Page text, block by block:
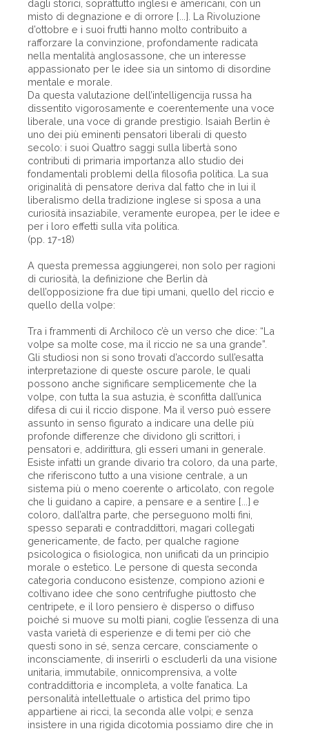
dagli storici, soprattutto inglesi e americani, con un
misto di degnazione e di orrore [...]. La Rivoluzione
d’ottobre e i suoi frutti hanno molto contribuito a
rafforzare la convinzione, profondamente radicata
nella mentalità anglosassone, che un interesse
appassionato per le idee sia un sintomo di disordine
mentale e morale.
Da questa valutazione dell’intelligencija russa ha
dissentito vigorosamente e coerentemente una voce
liberale, una voce di grande prestigio. Isaiah Berlin è
uno dei più eminenti pensatori liberali di questo
secolo: i suoi Quattro saggi sulla libertà sono
contributi di primaria importanza allo studio dei
fondamentali problemi della filosofia politica. La sua
originalità di pensatore deriva dal fatto che in lui il
liberalismo della tradizione inglese si sposa a una
curiosità insaziabile, veramente europea, per le idee e
per i loro effetti sulla vita politica.
(pp. 17-18)
A questa premessa aggiungerei, non solo per ragioni
di curiosità, la definizione che Berlin dà
dell’opposizione fra due tipi umani, quello del riccio e
quello della volpe:
Tra i frammenti di Archiloco c’è un verso che dice: “La
volpe sa molte cose, ma il riccio ne sa una grande”.
Gli studiosi non si sono trovati d’accordo sull’esatta
interpretazione di queste oscure parole, le quali
possono anche significare semplicemente che la
volpe, con tutta la sua astuzia, è sconfitta dall’unica
difesa di cui il riccio dispone. Ma il verso può essere
assunto in senso figurato a indicare una delle più
profonde differenze che dividono gli scrittori, i
pensatori e, addirittura, gli esseri umani in generale.
Esiste infatti un grande divario tra coloro, da una parte,
che riferiscono tutto a una visione centrale, a un
sistema più o meno coerente o articolato, con regole
che li guidano a capire, a pensare e a sentire [...] e
coloro, dall’altra parte, che perseguono molti fini,
spesso separati e contraddittori, magari collegati
genericamente, de facto, per qualche ragione
psicologica o fisiologica, non unificati da un principio
morale o estetico. Le persone di questa seconda
categoria conducono esistenze, compiono azioni e
coltivano idee che sono centrifughe piuttosto che
centripete, e il loro pensiero è disperso o diffuso
poiché si muove su molti piani, coglie l’essenza di una
vasta varietà di esperienze e di temi per ciò che
questi sono in sé, senza cercare, consciamente o
inconsciamente, di inserirli o escluderli da una visione
unitaria, immutabile, onnicomprensiva, a volte
contraddittoria e incompleta, a volte fanatica. La
personalità intellettuale o artistica del primo tipo
appartiene ai ricci, la seconda alle volpi; e senza
insistere in una rigida dicotomia possiamo dire che in